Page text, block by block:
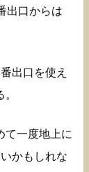
出口からは
出口を使え
て一度地上に
かもしれな